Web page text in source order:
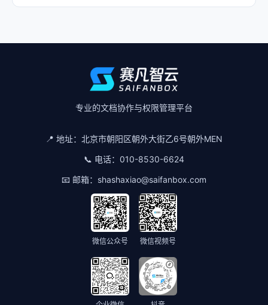
专业的文档协作与权限管理平台
📍 地址： 北京市朝阳区朝外大街乙6号朝外MEN
📞 电话： 010-8530-6624
📧 邮箱： shashaxiao@saifanbox.com
微信公众号 微信视频号